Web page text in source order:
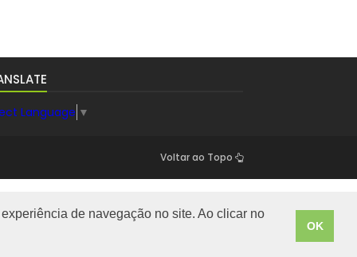
de navegação no site. Ao clicar no
OK
Language ▼
Voltar ao Topo